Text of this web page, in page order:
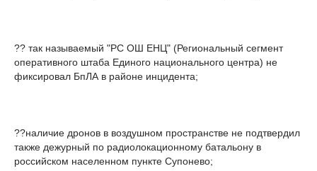
?? так называемый "РС ОШ ЕНЦ" (Региональный сегмент
оперативного штаба Единого национального центра) не
фиксировал БпЛА в районе инцидента;
??наличие дронов в воздушном пространстве не подтвердил
также дежурный по радиолокационному батальону в
российском населенном пункте Супонево;